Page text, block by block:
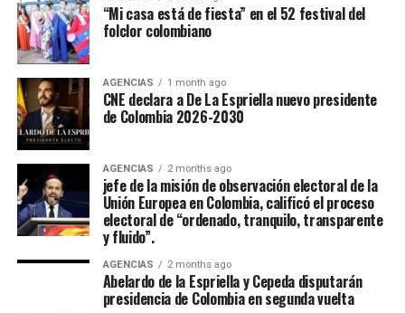
“Mi casa está de fiesta” en el 52 festival del
folclor colombiano
AGENCIAS 1 month ago
CNE declara a De La Espriella nuevo presidente
de Colombia 2026-2030
AGENCIAS 2 months ago
jefe de la misión de observación electoral de la
Unión Europea en Colombia, calificó el proceso
electoral de “ordenado, tranquilo, transparente
y fluido”.
AGENCIAS 2 months ago
Abelardo de la Espriella y Cepeda disputarán
presidencia de Colombia en segunda vuelta